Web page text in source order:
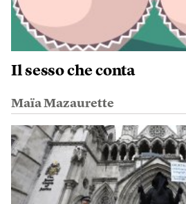
Il sesso che conta
Maïa Mazaurette